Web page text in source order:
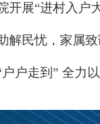
开展“进村入户
解民忧，家属
户走到” 全力